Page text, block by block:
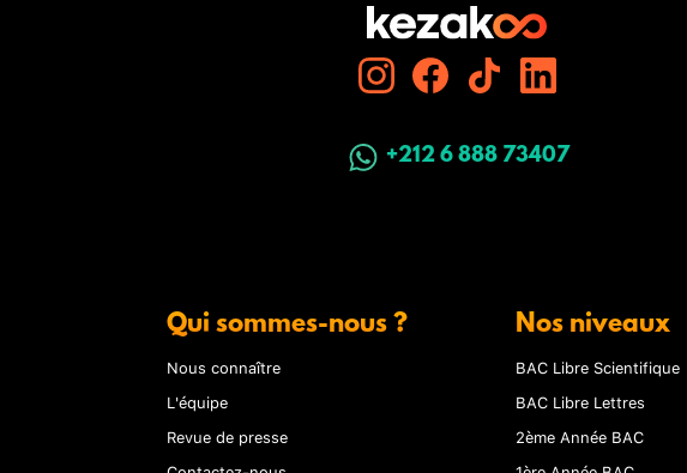
+212 6 888 73407
Qui sommes-nous ?
Nous connaître
L'équipe
Revue de presse
Nos niveaux
BAC Libre Scientifique
BAC Libre Lettres
2ème Année BAC